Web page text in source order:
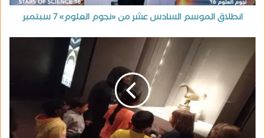
انطلاق الموسم السادس عشر من «نجوم العلوم» 7 سبتمبر